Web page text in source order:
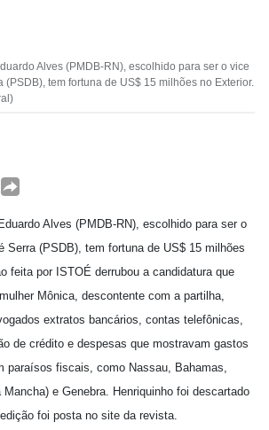
Alves (PMDB-RN), escolhido para ser o vice
(PSDB), tem fortuna de US$ 15 milhões no Exterior.
Alves (PMDB-RN), escolhido para ser o
Serra (PSDB), tem fortuna de US$ 15 milhões
feita por ISTOÉ derrubou a candidatura que
Mônica, descontente com a partilha,
extratos bancários, contas telefônicas,
de crédito e despesas que mostravam gastos
paraísos fiscais, como Nassau, Bahamas,
Mancha) e Genebra. Henriquinho foi descartado
foi posta no site da revista.